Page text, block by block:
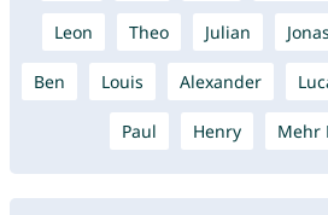
Leon Theo Julian Jonas
Ben Louis Alexander
Paul Henry Mehr